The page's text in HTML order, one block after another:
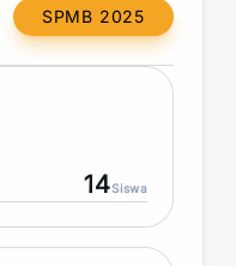
SPMB 2025
14Siswa